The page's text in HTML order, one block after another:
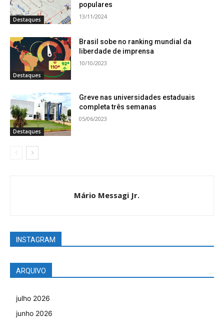
Destaques
populares
13/11/2024
Destaques
Brasil sobe no ranking mundial da
liberdade de imprensa
10/10/2023
Destaques
Greve nas universidades estaduais
completa três semanas
05/06/2023
Mário Messagi Jr.
INSTAGRAM
ARQUIVO
julho 2026
junho 2026